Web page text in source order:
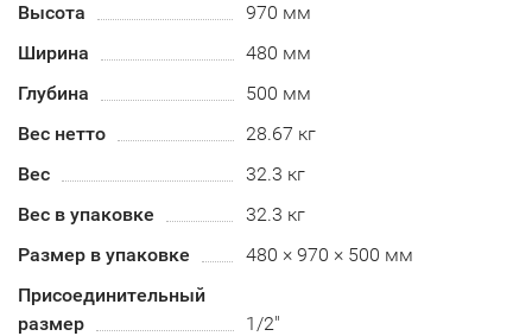
Высота
970 мм
Ширина
480 мм
Глубина
500 мм
Вес нетто
28.67 кг
Вес
32.3 кг
Вес в упаковке
32.3 кг
Размер в упаковке
480 × 970 × 500 мм
Присоединительный
размер
1/2"